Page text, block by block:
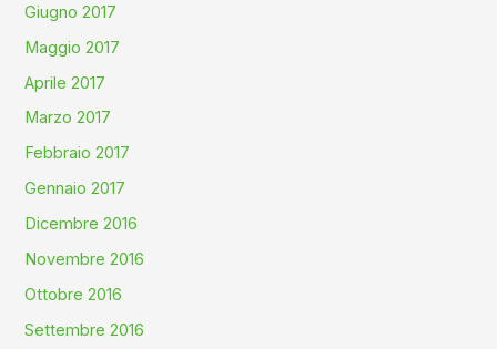
Giugno 2017
Maggio 2017
Aprile 2017
Marzo 2017
Febbraio 2017
Gennaio 2017
Dicembre 2016
Novembre 2016
Ottobre 2016
Settembre 2016